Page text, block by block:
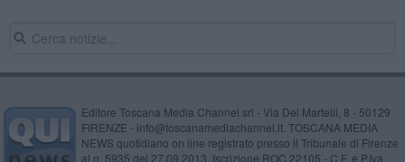
Editore Toscana Media Channel srl - Via Dei Martelli, 8 - 50129
FIRENZE - info@toscanamediachannel.it. TOSCANA MEDIA
NEWS quotidiano on line registrato presso il Tribunale di Firenze
al n. 5935 del 27.09.2013. Iscrizione ROC 22105 - C.F. e P.Iva